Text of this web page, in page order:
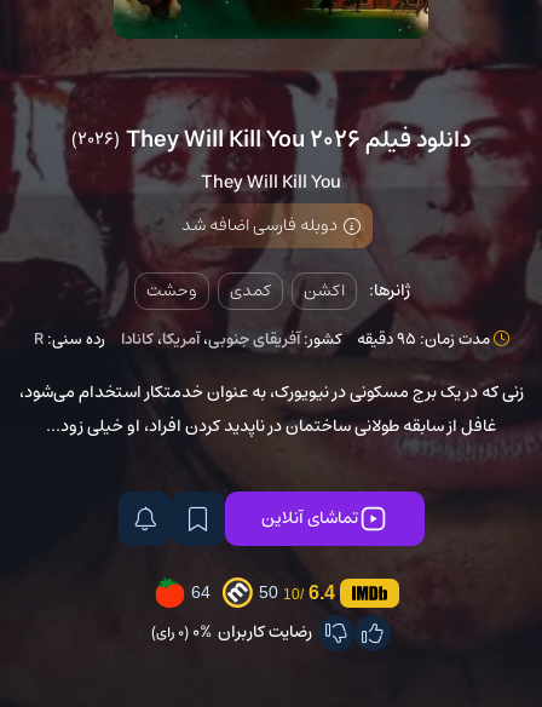
دانلود فیلم They Will Kill You 2026 (2026)
They Will Kill You
دوبله فارسی اضافه شد
ژانرها: اکشن کمدی وحشت
مدت زمان: 95 دقیقه کشور:آفریقای جنوبی،آمریکا،کانادا رده سنی:R
زنی که در یک برج مسکونی در نیویورک، به‌ عنوان خدمتکار استخدام می‌شود،
غافل از سابقه طولانی ساختمان در ناپدید کردن افراد، او خیلی زود...
تماشای آنلاین
6.4
/10
50
64
رضایت کاربران 0%(0 رای)